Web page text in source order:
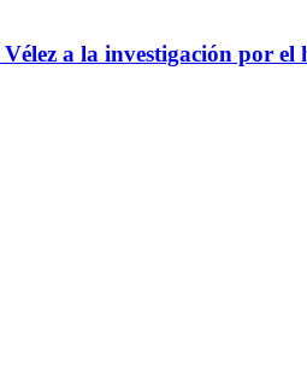
a la investigación por el